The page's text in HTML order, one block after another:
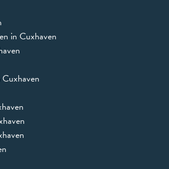
in Cuxhaven